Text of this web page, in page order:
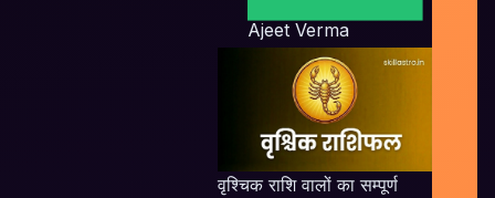
Ajeet Verma
वृश्चिक राशि वालों का सम्पूर्ण